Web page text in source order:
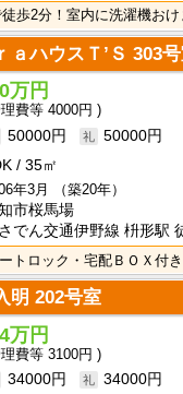
ａハウスＴ’Ｓ 303
万円
4000円
50000円
50000円
35㎡
年3月
（築20年）
市桜馬場
でん交通伊野線 枡形駅
明 202号室
万円
3100円
34000円
34000円